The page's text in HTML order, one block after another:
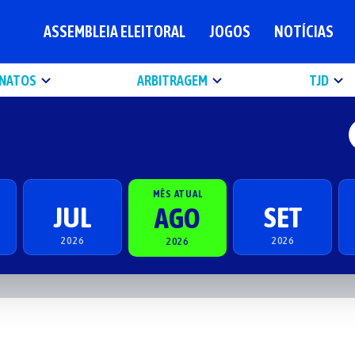
ASSEMBLEIA ELEITORAL JOGOS NOTÍCIAS
ARBITRAGEM TJD
JUL
2026
MÊS ATUAL
AGO
2026
SET
2026